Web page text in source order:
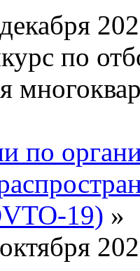
по
по
19) »